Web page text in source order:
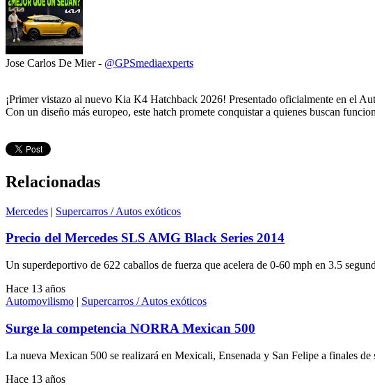
Jose Carlos De Mier - @GPSmediaexperts
¡Primer vistazo al nuevo Kia K4 Hatchback 2026! Presentado oficialmente en el
Con un diseño más europeo, este hatch promete conquistar a quienes buscan
Relacionadas
Mercedes | Supercarros / Autos exóticos
Precio del Mercedes SLS AMG Black Series 2014
Un superdeportivo de 622 caballos de fuerza que acelera de 0-60 mph en 3.5
Hace 13 años
Automovilismo | Supercarros / Autos exóticos
Surge la competencia NORRA Mexican 500
La nueva Mexican 500 se realizará en Mexicali, Ensenada y San Felipe a finales de
Hace 13 años